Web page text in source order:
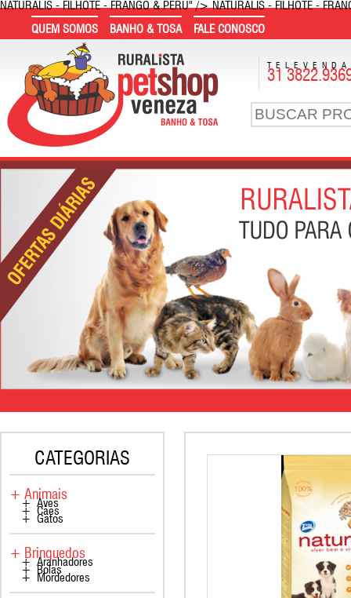
NATURALIS - FILHOTE - FRANGO & PERU" /> NATURALIS - FILHOTE -
QUEM SOMOS BANHO & TOSA FALE CONOSCO
31
CATEGORIAS
+ Animais
+ Aves
+ Cães
+ Gatos
+ Brinquedos
+ Aranhadores
+ Bolas
+ Mordedores